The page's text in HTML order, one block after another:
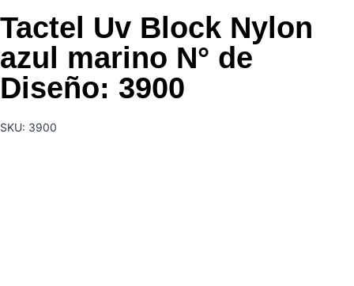
Tactel Uv Block Nylon
azul marino N° de
Diseño: 3900
SKU: 3900